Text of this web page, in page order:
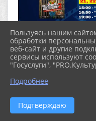
2026 г. centrkult-
Вход
Политика обработки
Пользуясь нашим
обработки
веб-сайт и другие
сервисы используют
"Госуслуги",
Подробнее
Подтверждаю